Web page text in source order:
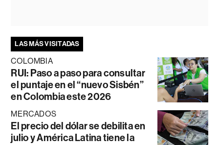
LAS MÁS VISITADAS
COLOMBIA
RUI: Paso a paso para consultar
el puntaje en el “nuevo Sisbén”
en Colombia este 2026
MERCADOS
El precio del dólar se debilita en
julio y América Latina tiene la